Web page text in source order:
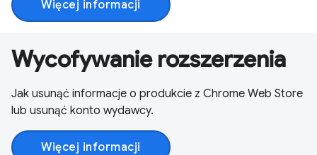
Więcej informacji
Wycofywanie rozszerzenia
Jak usunąć informacje o produkcie z Chrome Web Store
lub usunąć konto wydawcy.
Więcej informacji